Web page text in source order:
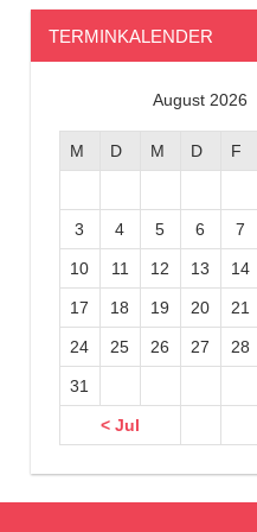
TERMINKALENDER
August 2026
M D M D F
3 4 5 6 7
10 11 12 13 14
17 18 19 20 21
24 25 26 27 28
31
< Jul